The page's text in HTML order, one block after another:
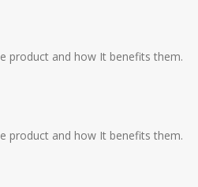
product and how It benefits them.
product and how It benefits them.